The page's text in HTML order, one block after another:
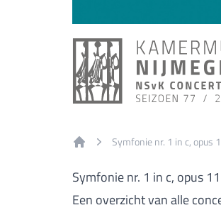
Symfonie nr. 1 in c, opus
Symfonie nr. 1 in c, opus 11
Een overzicht van alle